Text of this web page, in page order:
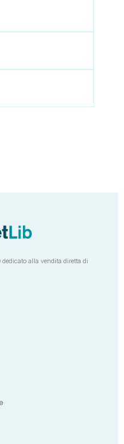
alla vendita diretta di